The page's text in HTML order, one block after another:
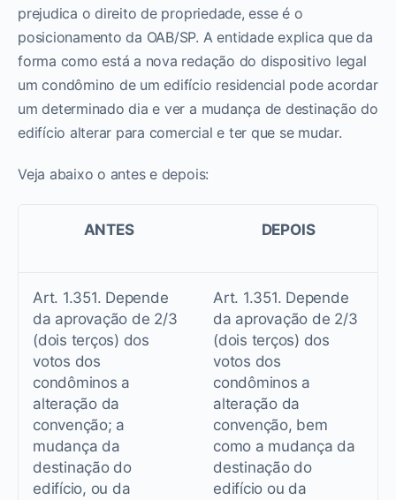
prejudica o direito de propriedade, esse é o
posicionamento da OAB/SP. A entidade explica que da
forma como está a nova redação do dispositivo legal
um condômino de um edifício residencial pode acordar
um determinado dia e ver a mudança de destinação do
edifício alterar para comercial e ter que se mudar.
Veja abaixo o antes e depois:
ANTES DEPOIS
Art. 1.351. Depende
da aprovação de 2/3
(dois terços) dos
votos dos
condôminos a
alteração da
convenção; a
mudança da
destinação do
edifício, ou da
Art. 1.351. Depende
da aprovação de 2/3
(dois terços) dos
votos dos
condôminos a
alteração da
convenção, bem
como a mudança da
destinação do
edifício ou da